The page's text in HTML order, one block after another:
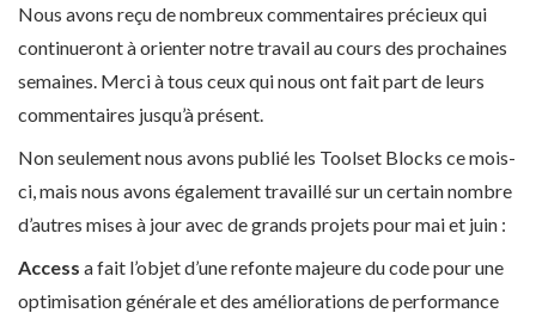
Nous avons reçu de nombreux commentaires précieux qui
continueront à orienter notre travail au cours des prochaines
semaines. Merci à tous ceux qui nous ont fait part de leurs
commentaires jusqu’à présent.
Non seulement nous avons publié les Toolset Blocks ce mois-
ci, mais nous avons également travaillé sur un certain nombre
d’autres mises à jour avec de grands projets pour mai et juin :
Access a fait l’objet d’une refonte majeure du code pour une
optimisation générale et des améliorations de performance